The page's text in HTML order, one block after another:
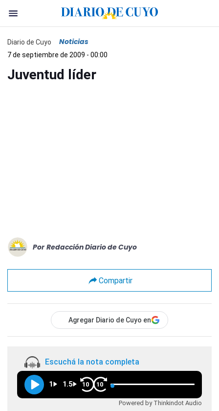
Diario de Cuyo Noticias
7 de septiembre de 2009 - 00:00
Juventud líder
Por Redacción Diario de Cuyo
Compartir
Agregar Diario de Cuyo en
Escuchá la nota completa
1 1.5 10 10
Powered by Thinkindot Audio